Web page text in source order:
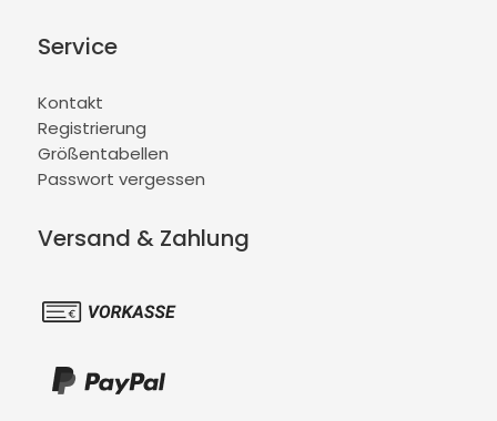
Service
Kontakt
Registrierung
Größentabellen
Passwort vergessen
Versand & Zahlung